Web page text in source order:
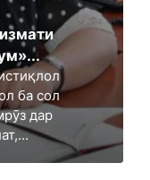
ба сол
дар